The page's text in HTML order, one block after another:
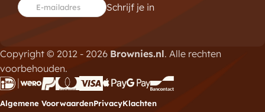
E-mailadres Schrijf je in
Copyright © 2012 - 2026 Brownies.nl. Alle rechten
voorbehouden.
Algemene VoorwaardenPrivacyKlachten